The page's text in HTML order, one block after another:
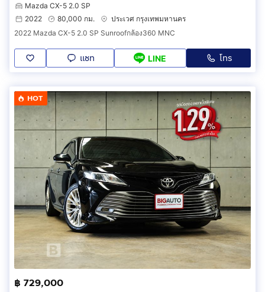
Mazda CX-5 2.0 SP
2022
80,000 กม.
ประเวศ กรุงเทพมหานคร
2022 Mazda CX-5 2.0 SP Sunroofกล้อง360 MNC
แชท LINE โทร
HOT
฿ 729,000